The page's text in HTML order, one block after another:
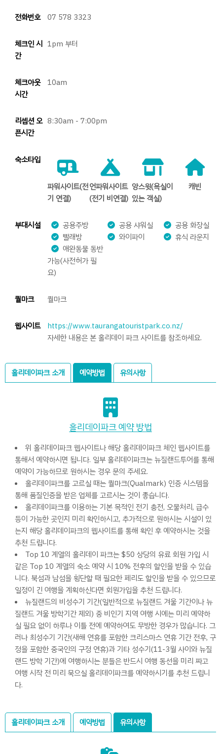
전화번호 07 578 3323
체크인 시
간
1pm 부터
체크아웃
시간
10am
리셉션 오
픈시간
8:30am - 7:00pm
숙소타입
파워사이트(전
기 연결)
언파워사이트
(전기 비연결)
앙스윗(욕실이
있는 객실)
캐빈
부대시설 공용주방 공용 샤워실
공용 화장실
빨래방
와이파이
휴식 라운지
애완동물 동반
가능(사전허가 필
요)
퀄마크 퀄마크
웹사이트
https://www.taurangatouristpark.co.nz/
자세한 내용은 본 홀리데이 파크 사이트를 참조하세요.
홀리데이파크 소개 예약방법 유의사항
홀리데이파크 예약 방법
위 홀리데이파크 웹사이트나 해당 홀리데이파크 체인 웹사이트를
통해서 예약하시면 됩니다. 일부 홀리데이파크는 뉴질랜드투어를 통해
예약이 가능하므로 원하시는 경우 문의 주세요.
홀리데이파크를 고르실 때는 퀄마크(Qualmark) 인증 시스템을
통해 품질인증을 받은 업체를 고르시는 것이 좋습니다.
홀리데이파크를 이용하는 기본 목적인 전기 충전, 오물처리, 급수
등이 가능한 곳인지 미리 확인하시고, 추가적으로 원하시는 시설이 있
는지 해당 홀리데이파크의 웹사이트를 통해 확인 후 예약하시는 것을
추천 드립니다.
Top 10 계열의 홀리데이 파크는 $50 상당의 유료 회원 가입 시
같은 Top 10 계열의 숙소 예약 시 10% 전후의 할인을 받을 수 있습
니다. 북섬과 남섬을 횡단할 때 필요한 페리도 할인을 받을 수 있으므로
일정이 긴 여행을 계획하신다면 회원가입을 추천 드립니다.
뉴질랜드의 비성수기 기간(일반적으로 뉴질랜드 겨울 기간이나 뉴
질랜드 겨울 방학기간 제외) 중 비인기 지역 여행 시에는 미리 예약하
실 필요 없이 하루나 이틀 전에 예약하여도 무방한 경우가 많습니다. 그
러나 최성수기 기간(새해 연휴를 포함한 크리스마스 연휴 기간 전후, 구
정을 포함한 중국인의 구정 연휴)과 기타 성수기(11-3월 사이와 뉴질
랜드 방학 기간)에 여행하시는 분들은 반드시 여행 동선을 미리 짜고
여행 시작 전 미리 묵으실 홀리데이파크를 예약하시기를 추천 드립니
다.
홀리데이파크 소개 예약방법 유의사항